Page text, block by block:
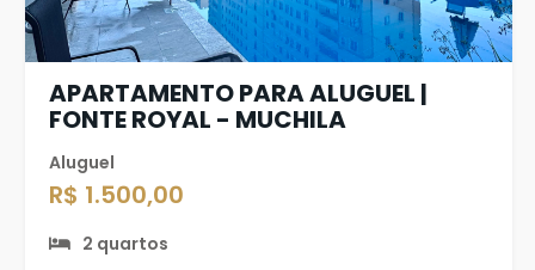
APARTAMENTO PARA ALUGUEL |
FONTE ROYAL - MUCHILA
Aluguel
R$ 1.500,00
2 quartos